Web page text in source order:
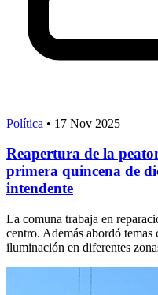
Política • 17 Nov 2025
Reapertura de la
primera quincena de
intendente
La comuna trabaja en
centro. Además abordó
iluminación en diferentes